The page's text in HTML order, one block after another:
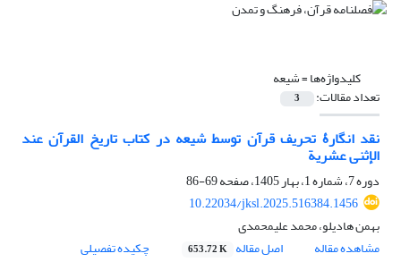
کلیدواژه‌ها =شیعه
تعداد مقالات: 3
نقد انگارۀ تحریف قرآن توسط شیعه در کتاب تاریخ القرآن عند
الإثنی عشریة
دوره 7، شماره 1، بهار 1405، صفحه
69-86
10.22034/jksl.2025.516384.1456
بهمن هادیلو، محمد علیمحمدی
مشاهده مقاله
اصل مقاله 653.72 K چکیده تفصیلی